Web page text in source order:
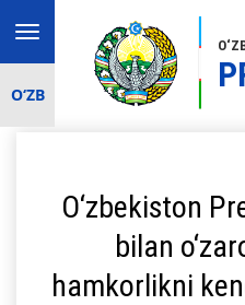
Toggle
navigation
O‘ZB
O‘zbekiston
bilan
hamkorlikni